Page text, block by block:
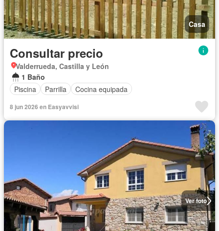
Casa
Consultar precio
Valderrueda, Castilla y León
1 Baño
Piscina
Parrilla Cocina equipada
8 jun 2026 en Easyavvisi
Ver foto